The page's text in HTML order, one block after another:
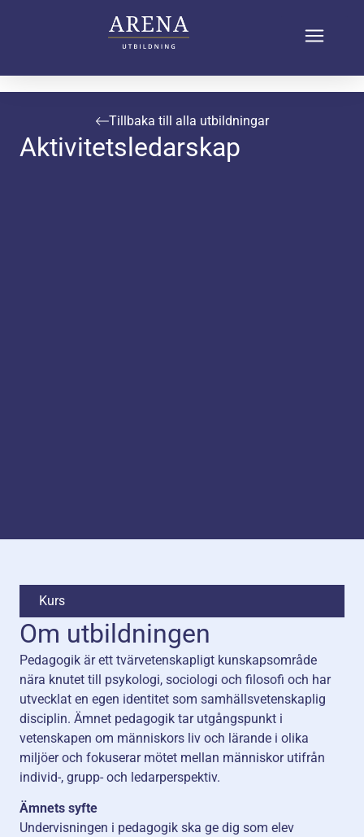
Tillbaka till alla utbildningar
Aktivitetsledarskap
Kurs
Om utbildningen
Pedagogik är ett tvärvetenskapligt kunskapsområde
nära knutet till psykologi, sociologi och filosofi och har
utvecklat en egen identitet som samhällsvetenskaplig
disciplin. Ämnet pedagogik tar utgångspunkt i
vetenskapen om människors liv och lärande i olika
miljöer och fokuserar mötet mellan människor utifrån
individ-, grupp- och ledarperspektiv.
Ämnets syfte
Undervisningen i pedagogik ska ge dig som elev